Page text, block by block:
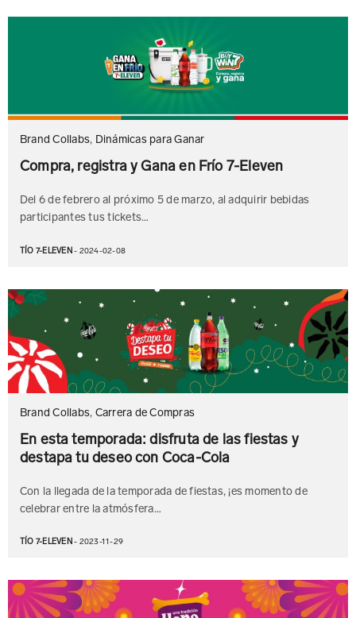
Brand Collabs Dinámicas para Ganar
Compra, registra y Gana en Frío 7-Eleven
Del 6 de febrero al próximo 5 de marzo, al adquirir bebidas
participantes tus tickets…
TÍO 7-ELEVEN- 2024-02-08
Brand Collabs Carrera de Compras
En esta temporada: disfruta de las fiestas y
destapa tu deseo con Coca-Cola
Con la llegada de la temporada de fiestas, ¡es momento de
celebrar entre la atmósfera…
TÍO 7-ELEVEN- 2023-11-29